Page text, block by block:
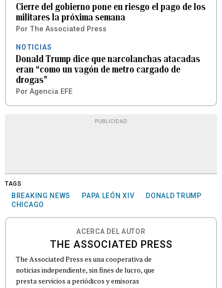
Cierre del gobierno pone en riesgo el pago de los
militares la próxima semana
Por The Associated Press
NOTICIAS
Donald Trump dice que narcolanchas atacadas
eran “como un vagón de metro cargado de
drogas”
Por Agencia EFE
PUBLICIDAD
TAGS
BREAKING NEWS PAPA LEÓN XIV
DONALD TRUMP
CHICAGO
ACERCA DEL AUTOR
THE ASSOCIATED PRESS
The Associated Press es una cooperativa de
noticias independiente, sin fines de lucro, que
presta servicios a periódicos y emisoras